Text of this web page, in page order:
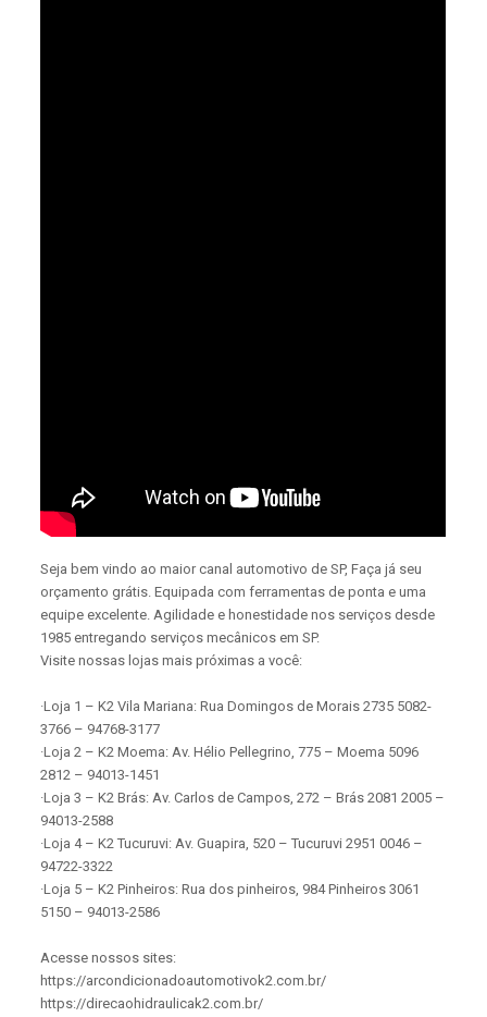
Seja bem vindo ao maior canal automotivo de SP, Faça já seu
orçamento grátis. Equipada com ferramentas de ponta e uma
equipe excelente. Agilidade e honestidade nos serviços desde
1985 entregando serviços mecânicos em SP.
Visite nossas lojas mais próximas a você:
·Loja 1 – K2 Vila Mariana: Rua Domingos de Morais 2735 5082-
3766 – 94768-3177
·Loja 2 – K2 Moema: Av. Hélio Pellegrino, 775 – Moema 5096
2812 – 94013-1451
·Loja 3 – K2 Brás: Av. Carlos de Campos, 272 – Brás 2081 2005 –
94013-2588
·Loja 4 – K2 Tucuruvi: Av. Guapira, 520 – Tucuruvi 2951 0046 –
94722-3322
·Loja 5 – K2 Pinheiros: Rua dos pinheiros, 984 Pinheiros 3061
5150 – 94013-2586
Acesse nossos sites:
https://arcondicionadoautomotivok2.com.br/
https://direcaohidraulicak2.com.br/